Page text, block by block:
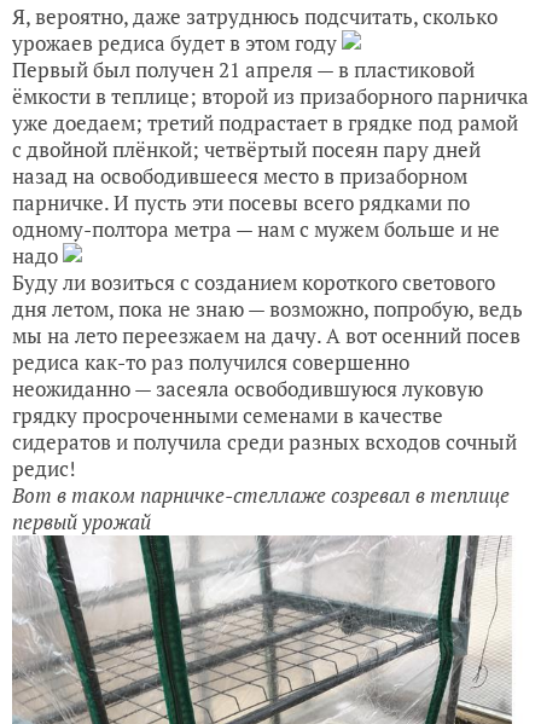
Я, вероятно, даже затруднюсь подсчитать, сколько
урожаев редиса будет в этом году
Первый был получен 21 апреля — в пластиковой
ёмкости в теплице; второй из призаборного парничка
уже доедаем; третий подрастает в грядке под рамой
с двойной плёнкой; четвёртый посеян пару дней
назад на освободившееся место в призаборном
парничке. И пусть эти посевы всего рядками по
одному-полтора метра — нам с мужем больше и не
надо
Буду ли возиться с созданием короткого светового
дня летом, пока не знаю — возможно, попробую, ведь
мы на лето переезжаем на дачу. А вот осенний посев
редиса как-то раз получился совершенно
неожиданно — засеяла освободившуюся луковую
грядку просроченными семенами в качестве
сидератов и получила среди разных всходов сочный
редис!
Вот в таком парничке-стеллаже созревал в теплице
первый урожай